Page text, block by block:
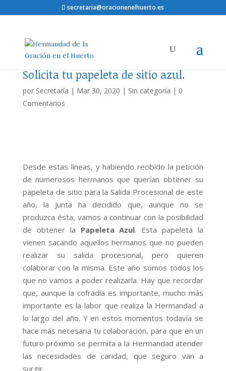
secretaria@oracionenelhuerto.es
Solicita tu papeleta de sitio azul.
por Secretaría | Mar 30, 2020 | Sin categoría | 0
Comentarios
Desde estas líneas, y habiendo recibido la petición
de numerosos hermanos que querían obtener su
papeleta de sitio para la Salida Procesional de este
año, la Junta ha decidido que, aunque no se
produzca ésta, vamos a continuar con la posibilidad
de obtener la Papeleta Azul. Esta papeleta la
vienen sacando aquellos hermanos que no pueden
realizar su salida procesional, pero quieren
colaborar con la misma. Este año somos todos los
que no vamos a poder realizarla. Hay que recordar
que, aunque la cofradía es importante, mucho más
importante es la labor que realiza la Hermandad a
lo largo del año. Y en estos momentos todavía se
hace más necesaria tu colaboración, para que en un
futuro próximo se permita a la Hermandad atender
las necesidades de caridad, que seguro van a
surgir.